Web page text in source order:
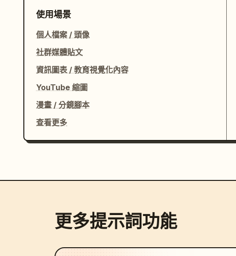
使用場景
個人檔案 / 頭像
社群媒體貼文
資訊圖表 / 教育視覺化內容
YouTube 縮圖
漫畫 / 分鏡腳本
查看更多
更多提示詞功能